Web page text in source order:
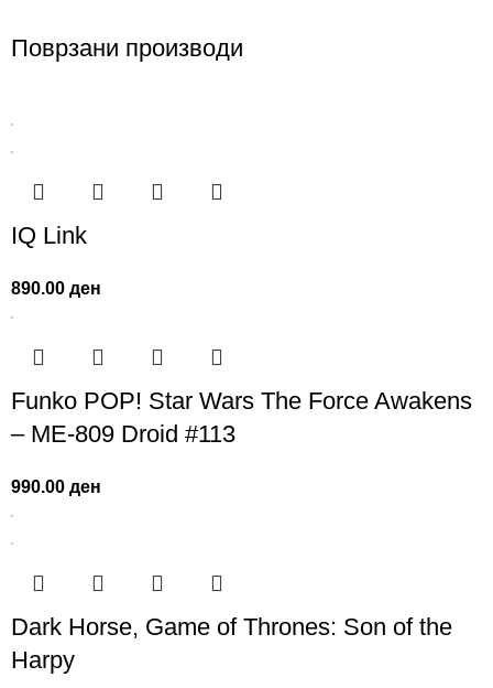
Поврзани производи
IQ Link
890.00ден
Funko POP! Star Wars The Force Awakens
– ME-809 Droid #113
990.00ден
Dark Horse, Game of Thrones: Son of the
Harpy